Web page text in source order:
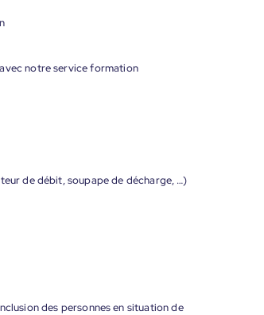
notre service formation
de débit, soupape de décharge, …)
des personnes en situation de